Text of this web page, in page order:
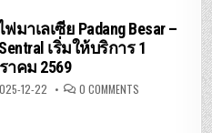
ซาร์
–
บัต
เต
ฟมาเลเซีย Padang Besar –
เริ่มให้บริการ 1
าคม 2569
12-22 0 COMMENTSON
รถไฟ